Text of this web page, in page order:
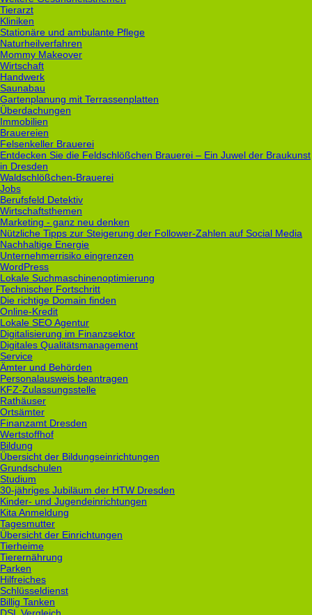
Tierarzt
Kliniken
Stationäre und ambulante Pflege
Naturheilverfahren
Mommy Makeover
Wirtschaft
Handwerk
Saunabau
Gartenplanung mit Terrassenplatten
Überdachungen
Immobilien
Brauereien
Felsenkeller Brauerei
Entdecken Sie die Feldschlößchen Brauerei – Ein Juwel der Braukunst
in Dresden
Waldschlößchen-Brauerei
Jobs
Berufsfeld Detektiv
Wirtschaftsthemen
Marketing - ganz neu denken
Nützliche Tipps zur Steigerung der Follower-Zahlen auf Social Media
Nachhaltige Energie
Unternehmerrisiko eingrenzen
WordPress
Lokale Suchmaschinenoptimierung
Technischer Fortschritt
Die richtige Domain finden
Online-Kredit
Lokale SEO Agentur
Digitalisierung im Finanzsektor
Digitales Qualitätsmanagement
Service
Ämter und Behörden
Personalausweis beantragen
KFZ-Zulassungsstelle
Rathäuser
Ortsämter
Finanzamt Dresden
Wertstoffhof
Bildung
Übersicht der Bildungseinrichtungen
Grundschulen
Studium
30-jähriges Jubiläum der HTW Dresden
Kinder- und Jugendeinrichtungen
Kita Anmeldung
Tagesmutter
Übersicht der Einrichtungen
Tierheime
Tierernährung
Parken
Hilfreiches
Schlüsseldienst
Billig Tanken